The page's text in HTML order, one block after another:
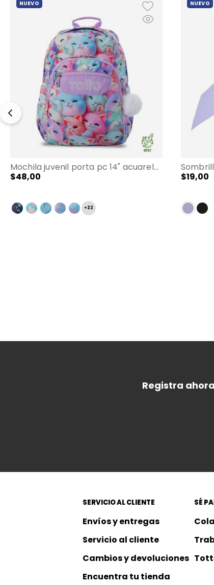
Mochila juvenil porta pc 14" acuarela lila
NUEVO
$48,00
+22
NUEVO
$19,00
Registra
SERVICIO AL CLIENTE
Envíos y entregas
Servicio al cliente
Cambios y devoluciones
Encuentra tu tienda
SÉ